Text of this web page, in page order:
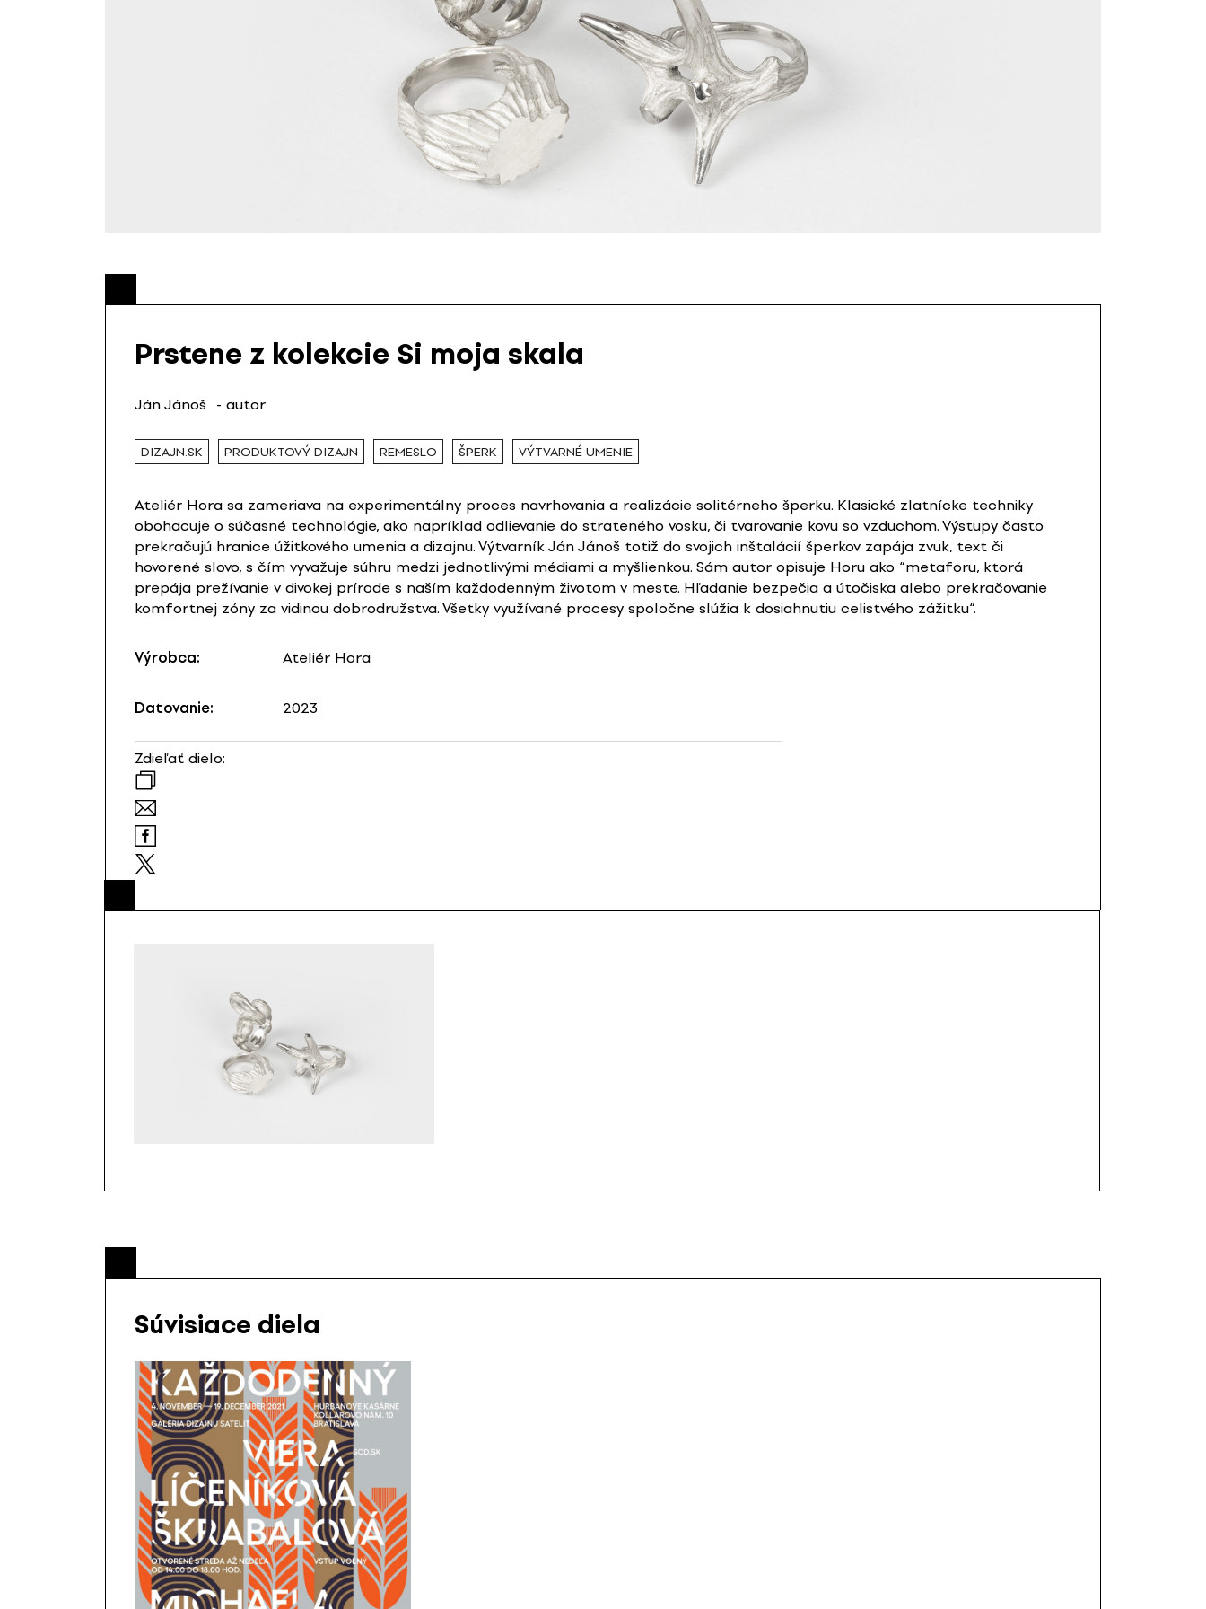
Prstene z kolekcie Si moja skala
Ján Jánoš - autor
DIZAJN.SK PRODUKTOVÝ DIZAJN REMESLO ŠPERK VÝTVARNÉ UMENIE
Ateliér Hora sa zameriava na experimentálny proces navrhovania a realizácie solitérneho šperku. Klasické zlatnícke techniky
obohacuje o súčasné technológie, ako napríklad odlievanie do strateného vosku, či tvarovanie kovu so vzduchom. Výstupy často
prekračujú hranice úžitkového umenia a dizajnu. Výtvarník Ján Jánoš totiž do svojich inštalácií šperkov zapája zvuk, text či
hovorené slovo, s čím vyvažuje súhru medzi jednotlivými médiami a myšlienkou. Sám autor opisuje Horu ako “metaforu, ktorá
prepája prežívanie v divokej prírode s naším každodenným životom v meste. Hľadanie bezpečia a útočiska alebo prekračovanie
komfortnej zóny za vidinou dobrodružstva. Všetky využívané procesy spoločne slúžia k dosiahnutiu celistvého zážitku“.
Výrobca: Ateliér Hora
Datovanie: 2023
Zdieľať dielo:
Súvisiace diela